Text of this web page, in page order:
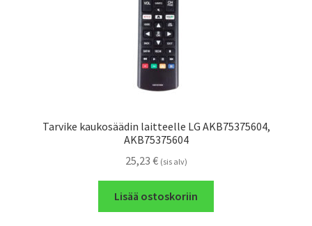
Tarvike kaukosäädin laitteelle LG AKB75375604,
AKB75375604
25,23 € (sis alv)
Lisää ostoskoriin